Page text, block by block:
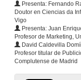
Presenta: Fernando
Doutor en Ciencias da
Vigo
Presenta: Juan
Profesor de Marketing,
David Caldevilla
Profesor titular de
Complutense de Madrid